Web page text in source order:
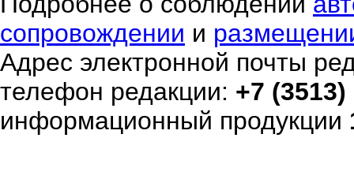
сопровождении и
Адрес электронной почты
телефон редакции: +7
информационный продукции